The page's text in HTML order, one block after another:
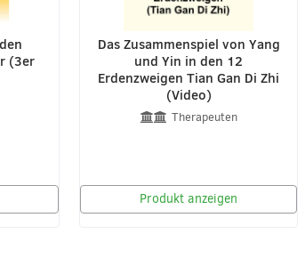
(3er
Das Zusammenspiel von Yang
und Yin in den 12
Erdenzweigen Tian Gan Di Zhi
(Video)
Therapeuten
Produkt anzeigen